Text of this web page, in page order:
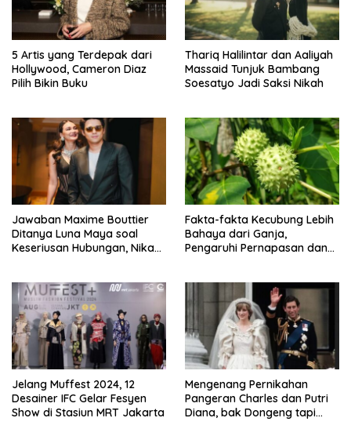
5 Artis yang Terdepak dari
Hollywood, Cameron Diaz
Pilih Bikin Buku
Thariq Halilintar dan Aaliyah
Massaid Tunjuk Bambang
Soesatyo Jadi Saksi Nikah
Jawaban Maxime Bouttier
Ditanya Luna Maya soal
Keseriusan Hubungan, Nikah
Fakta-fakta Kecubung Lebih
Bahaya dari Ganja,
Pengaruhi Pernapasan dan
Jelang Muffest 2024, 12
Desainer IFC Gelar Fesyen
Show di Stasiun MRT Jakarta
Mengenang Pernikahan
Pangeran Charles dan Putri
Diana, bak Dongeng tapi